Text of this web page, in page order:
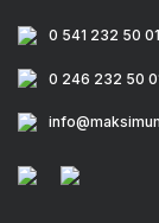
0 541 232 50 01
0 246 232 50